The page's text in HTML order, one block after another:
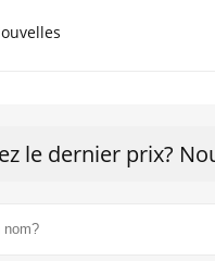
le dernier prix?